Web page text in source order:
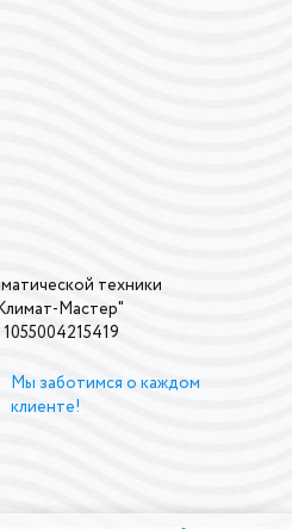
техники
Мастер"
Мы заботимся о каждом
клиенте!